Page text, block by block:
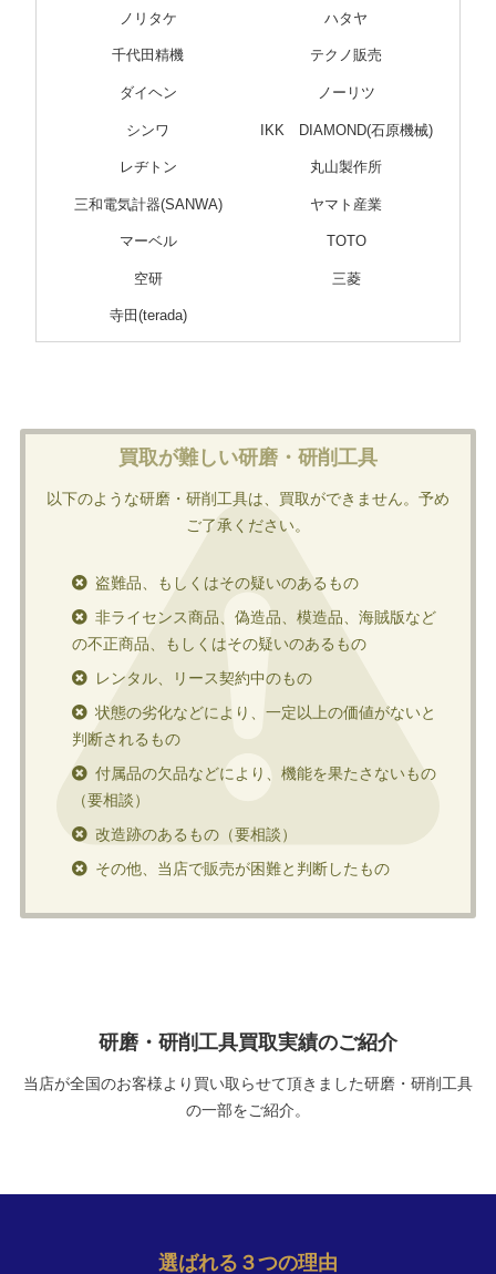
ノリタケ ハタヤ
千代田精機 テクノ販売
ダイヘン ノーリツ
シンワ IKK DIAMOND(石原機械)
レヂトン 丸山製作所
三和電気計器(SANWA) ヤマト産業
マーベル TOTO
空研 三菱
寺田(terada)
買取が難しい研磨・研削工具
以下のような研磨・研削工具は、買取ができません。予め
ご了承ください。
盗難品、もしくはその疑いのあるもの
非ライセンス商品、偽造品、模造品、海賊版など
の不正商品、もしくはその疑いのあるもの
レンタル、リース契約中のもの
状態の劣化などにより、一定以上の価値がないと
判断されるもの
付属品の欠品などにより、機能を果たさないもの
（要相談）
改造跡のあるもの（要相談）
その他、当店で販売が困難と判断したもの
研磨・研削工具買取実績のご紹介
当店が全国のお客様より買い取らせて頂きました研磨・研削工具
の一部をご紹介。
選ばれる ３つの理由